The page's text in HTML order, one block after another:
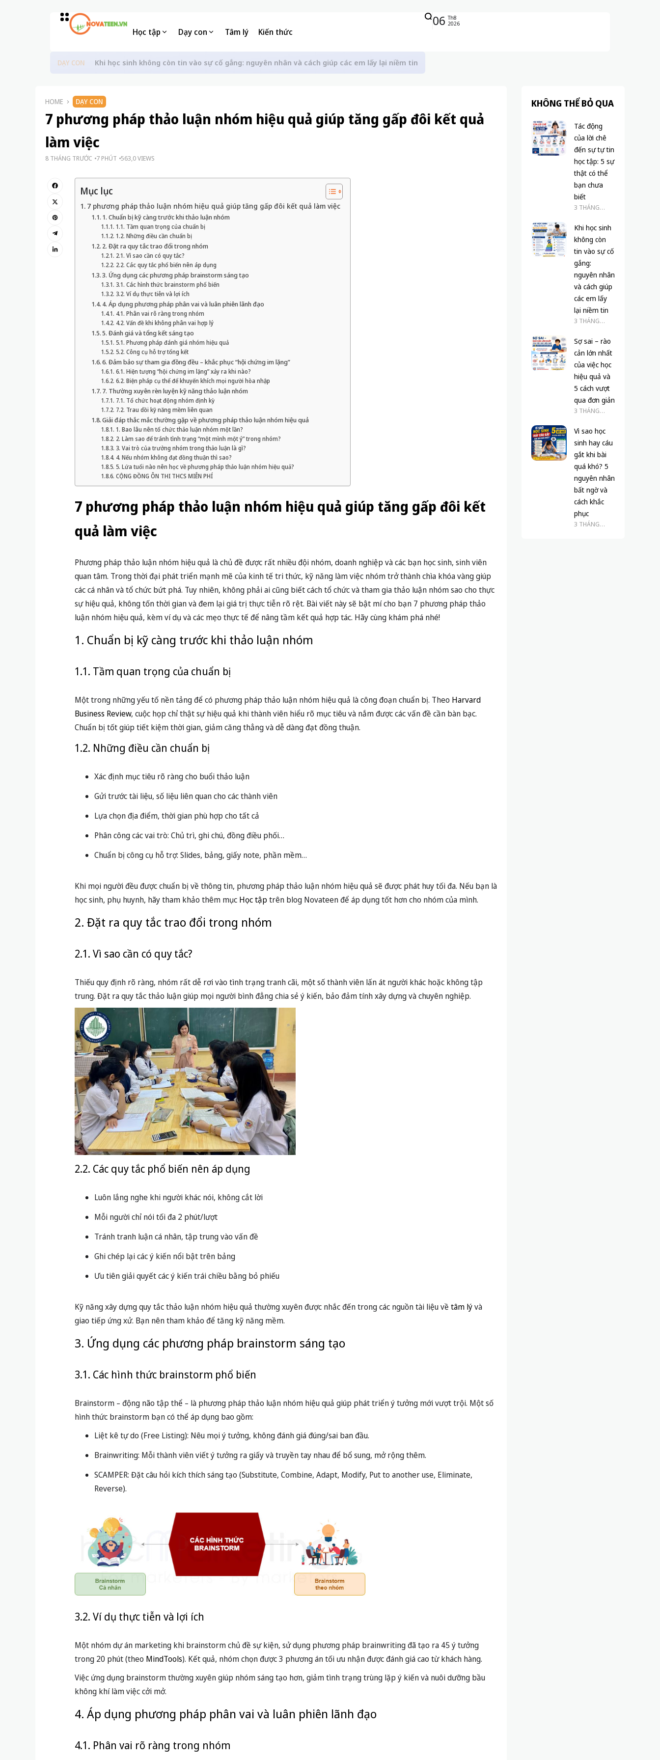
Học tập Dạy con Tâm lý Kiến thức
06 Th8
2026
DẠY CON Khi học sinh không còn tin vào sự cố gắng: nguyên nhân và cách giúp các em lấy lại niềm tin
HOME DẠY CON
7 phương pháp thảo luận nhóm hiệu quả giúp tăng gấp đôi kết quả
làm việc
8 THÁNG TRƯỚC 7 PHÚT 563,0 VIEWS
Mục lục
7 phương pháp thảo luận nhóm hiệu quả giúp tăng gấp đôi kết quả làm việc
1. Chuẩn bị kỹ càng trước khi thảo luận nhóm
1.1. Tầm quan trọng của chuẩn bị
1.2. Những điều cần chuẩn bị
2. Đặt ra quy tắc trao đổi trong nhóm
2.1. Vì sao cần có quy tắc?
2.2. Các quy tắc phổ biến nên áp dụng
3. Ứng dụng các phương pháp brainstorm sáng tạo
3.1. Các hình thức brainstorm phổ biến
3.2. Ví dụ thực tiễn và lợi ích
4. Áp dụng phương pháp phân vai và luân phiên lãnh đạo
4.1. Phân vai rõ ràng trong nhóm
4.2. Vấn đề khi không phân vai hợp lý
5. Đánh giá và tổng kết sáng tạo
5.1. Phương pháp đánh giá nhóm hiệu quả
5.2. Công cụ hỗ trợ tổng kết
6. Đảm bảo sự tham gia đồng đều – khắc phục “hội chứng im lặng”
6.1. Hiện tượng “hội chứng im lặng” xảy ra khi nào?
6.2. Biện pháp cụ thể để khuyến khích mọi người hòa nhập
7. Thường xuyên rèn luyện kỹ năng thảo luận nhóm
7.1. Tổ chức hoạt động nhóm định kỳ
7.2. Trau dồi kỹ năng mềm liên quan
Giải đáp thắc mắc thường gặp về phương pháp thảo luận nhóm hiệu quả
1. Bao lâu nên tổ chức thảo luận nhóm một lần?
2. Làm sao để tránh tình trạng “một mình một ý” trong nhóm?
3. Vai trò của trưởng nhóm trong thảo luận là gì?
4. Nếu nhóm không đạt đồng thuận thì sao?
5. Lứa tuổi nào nên học về phương pháp thảo luận nhóm hiệu quả?
CỘNG ĐỒNG ÔN THI THCS MIỄN PHÍ
7 phương pháp thảo luận nhóm hiệu quả giúp tăng gấp đôi kết
quả làm việc
Phương pháp thảo luận nhóm hiệu quả là chủ đề được rất nhiều đội nhóm, doanh nghiệp và các bạn học sinh, sinh viên
quan tâm. Trong thời đại phát triển mạnh mẽ của kinh tế tri thức, kỹ năng làm việc nhóm trở thành chìa khóa vàng giúp
các cá nhân và tổ chức bứt phá. Tuy nhiên, không phải ai cũng biết cách tổ chức và tham gia thảo luận nhóm sao cho thực
sự hiệu quả, không tốn thời gian và đem lại giá trị thực tiễn rõ rệt. Bài viết này sẽ bật mí cho bạn 7 phương pháp thảo
luận nhóm hiệu quả, kèm ví dụ và các mẹo thực tế để nâng tầm kết quả hợp tác. Hãy cùng khám phá nhé!
1. Chuẩn bị kỹ càng trước khi thảo luận nhóm
1.1. Tầm quan trọng của chuẩn bị
Một trong những yếu tố nền tảng để có phương pháp thảo luận nhóm hiệu quả là công đoạn chuẩn bị. Theo Harvard
Business Review, cuộc họp chỉ thật sự hiệu quả khi thành viên hiểu rõ mục tiêu và nắm được các vấn đề cần bàn bạc.
Chuẩn bị tốt giúp tiết kiệm thời gian, giảm căng thẳng và dễ dàng đạt đồng thuận.
1.2. Những điều cần chuẩn bị
Xác định mục tiêu rõ ràng cho buổi thảo luận
Gửi trước tài liệu, số liệu liên quan cho các thành viên
Lựa chọn địa điểm, thời gian phù hợp cho tất cả
Phân công các vai trò: Chủ trì, ghi chú, đồng điều phối…
Chuẩn bị công cụ hỗ trợ: Slides, bảng, giấy note, phần mềm…
Khi mọi người đều được chuẩn bị về thông tin, phương pháp thảo luận nhóm hiệu quả sẽ được phát huy tối đa. Nếu bạn là
học sinh, phụ huynh, hãy tham khảo thêm mục Học tậptrên blog Novateen để áp dụng tốt hơn cho nhóm của mình.
2. Đặt ra quy tắc trao đổi trong nhóm
2.1. Vì sao cần có quy tắc?
Thiếu quy định rõ ràng, nhóm rất dễ rơi vào tình trạng tranh cãi, một số thành viên lấn át người khác hoặc không tập
trung. Đặt ra quy tắc thảo luận giúp mọi người bình đẳng chia sẻ ý kiến, bảo đảm tính xây dựng và chuyên nghiệp.
2.2. Các quy tắc phổ biến nên áp dụng
Luôn lắng nghe khi người khác nói, không cắt lời
Mỗi người chỉ nói tối đa 2 phút/lượt
Tránh tranh luận cá nhân, tập trung vào vấn đề
Ghi chép lại các ý kiến nổi bật trên bảng
Ưu tiên giải quyết các ý kiến trái chiều bằng bỏ phiếu
Kỹ năng xây dựng quy tắc thảo luận nhóm hiệu quả thường xuyên được nhắc đến trong các nguồn tài liệu về tâm lývà
giao tiếp ứng xử. Bạn nên tham khảo để tăng kỹ năng mềm.
3. Ứng dụng các phương pháp brainstorm sáng tạo
3.1. Các hình thức brainstorm phổ biến
Brainstorm – động não tập thể – là phương pháp thảo luận nhóm hiệu quả giúp phát triển ý tưởng mới vượt trội. Một số
hình thức brainstorm bạn có thể áp dụng bao gồm:
Liệt kê tự do (Free Listing): Nêu mọi ý tưởng, không đánh giá đúng/sai ban đầu.
Brainwriting: Mỗi thành viên viết ý tưởng ra giấy và truyền tay nhau để bổ sung, mở rộng thêm.
SCAMPER: Đặt câu hỏi kích thích sáng tạo (Substitute, Combine, Adapt, Modify, Put to another use, Eliminate,
Reverse).
3.2. Ví dụ thực tiễn và lợi ích
Một nhóm dự án marketing khi brainstorm chủ đề sự kiện, sử dụng phương pháp brainwriting đã tạo ra 45 ý tưởng
trong 20 phút (theo MindTools). Kết quả, nhóm chọn được 3 phương án tối ưu nhận được đánh giá cao từ khách hàng.
Việc ứng dụng brainstorm thường xuyên giúp nhóm sáng tạo hơn, giảm tình trạng trùng lặp ý kiến và nuôi dưỡng bầu
không khí làm việc cởi mở.
4. Áp dụng phương pháp phân vai và luân phiên lãnh đạo
4.1. Phân vai rõ ràng trong nhóm
KHÔNG THỂ BỎ QUA
Tác động
của lời chê
đến sự tự tin
học tập: 5 sự
thật có thể
bạn chưa
biết
3 THÁNG
Khi học sinh
không còn
tin vào sự cố
gắng:
nguyên nhân
và cách giúp
các em lấy
lại niềm tin
3 THÁNG
Sợ sai – rào
cản lớn nhất
của việc học
hiệu quả và
5 cách vượt
qua đơn giản
3 THÁNG
Vì sao học
sinh hay cáu
gắt khi bài
quá khó? 5
nguyên nhân
bất ngờ và
cách khắc
phục
3 THÁNG